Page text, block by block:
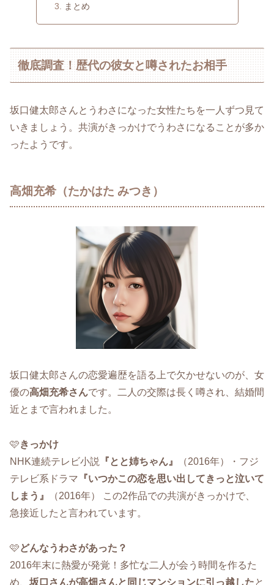
まとめ
徹底調査！歴代の彼女と噂されたお相手
坂口健太郎さんとうわさになった女性たちを一人ずつ見て
いきましょう。共演がきっかけでうわさになることが多か
ったようです。
高畑充希（たかはた みつき）
坂口健太郎さんの恋愛遍歴を語る上で欠かせないのが、女
優の高畑充希さんです。二人の交際は長く噂され、結婚間
近とまで言われました。
🩷きっかけ
NHK連続テレビ小説
『とと姉ちゃん』
（2016年）・フジ
テレビ系ドラマ 『いつかこの恋を思い出してきっと泣いて
しまう』
（2016年） この2作品での共演がきっかけで、
急接近したと言われています。
🩷どんなうわさがあった？
2016年末に熱愛が発覚！多忙な二人が会う時間を作るた
め、 坂口さんが高畑さんと同じマンションに引っ越したと